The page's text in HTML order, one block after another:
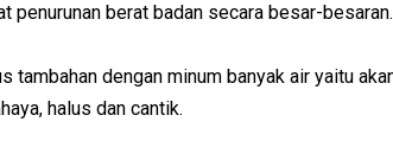
penurunan berat badan secara besar-besaran.
tambahan dengan minum banyak air yaitu
halus dan cantik.